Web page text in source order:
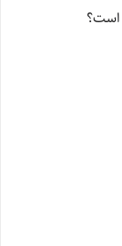
است؟